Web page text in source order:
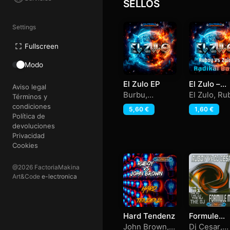
Settings
Fullscreen
Modo
Aviso legal
Términos y
condiciones
Política de
devoluciones
Privacidad
Cookies
@2026 FactoriaMakina
Art&Code e-lectronica
SELLOS
El Zulo EP
Burbu,
Chechu,
Darthacid
Santino
5,60 €
El Zulo –
Ruboy Vs
– Radikal
Base
El Zulo,
1,60€
Hard Tendenz
John Brown,
Formule
Makina
Dj Cesar,